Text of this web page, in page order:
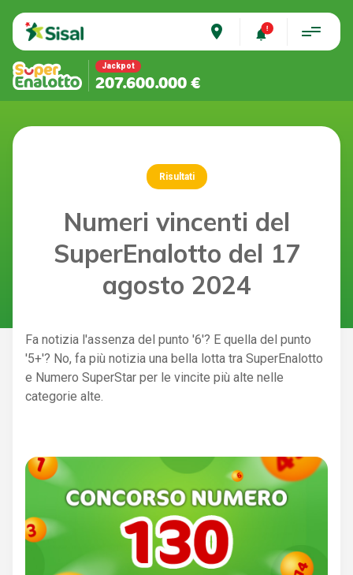
place
Jackpot
207.600.000 €
Risultati
Numeri vincenti del
SuperEnalotto del 17
agosto 2024
Fa notizia l'assenza del punto '6'? E quella del punto
'5+'? No, fa più notizia una bella lotta tra SuperEnalotto
e Numero SuperStar per le vincite più alte nelle
categorie alte.